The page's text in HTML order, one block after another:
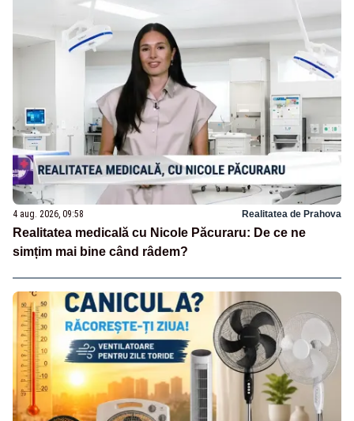
4 aug. 2026, 09:58 Realitatea de Prahova
Realitatea medicală cu Nicole Păcuraru: De ce ne
simțim mai bine când râdem?